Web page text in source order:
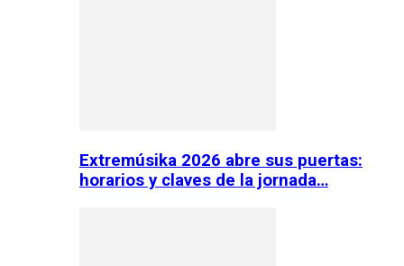
Extremúsika 2026 abre sus puertas:
horarios y claves de la jornada…